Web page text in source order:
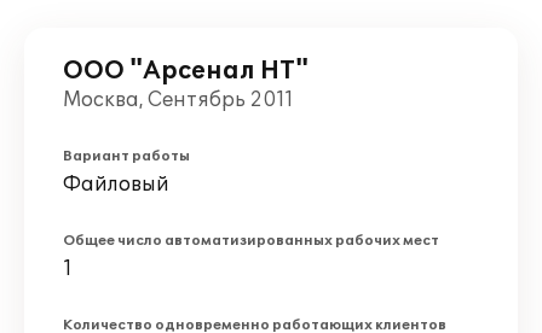
ООО "Арсенал НТ"
Москва, Сентябрь 2011
Вариант работы
Файловый
Общее число автоматизированных рабочих мест
1
Количество одновременно работающих клиентов